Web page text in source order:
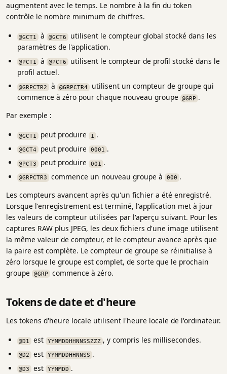
augmentent avec le temps. Le nombre à la fin du token
contrôle le nombre minimum de chiffres.
@GCT1 à @GCT6 utilisent le compteur global stocké dans les
paramètres de l'application.
@PCT1 à @PCT6 utilisent le compteur de profil stocké dans le
profil actuel.
@GRPCTR2 à @GRPCTR4 utilisent un compteur de groupe qui
commence à zéro pour chaque nouveau groupe
@GRP .
Par exemple :
@GCT1 peut produire 1 .
@GCT4 peut produire 0001 .
@PCT3 peut produire 001 .
@GRPCTR3 commence un nouveau groupe à 000 .
Les compteurs avancent après qu'un fichier a été enregistré.
Lorsque l'enregistrement est terminé, l'application met à jour
les valeurs de compteur utilisées par l'aperçu suivant. Pour les
captures RAW plus JPEG, les deux fichiers d'une image utilisent
la même valeur de compteur, et le compteur avance après que
la paire est complète. Le compteur de groupe se réinitialise à
zéro lorsque le groupe est complet, de sorte que le prochain
groupe
@GRP commence à zéro.
Tokens de date et d'heure
Les tokens d'heure locale utilisent l'heure locale de l'ordinateur.
@D1 est YYMMDDHHNNSSZZZ , y compris les millisecondes.
@D2 est YYMMDDHHNNSS .
@D3 est YYMMDD .